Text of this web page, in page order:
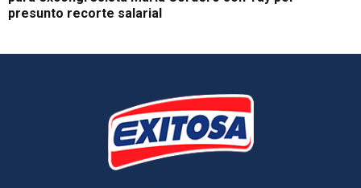
presunto recorte salarial